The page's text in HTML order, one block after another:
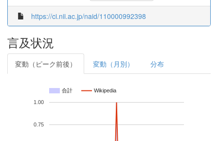
https://ci.nii.ac.jp/naid/110000992398
言及状況
変動（ピーク前後） 変動（月別） 分布
合計 Wikipedia
0.75
1.00